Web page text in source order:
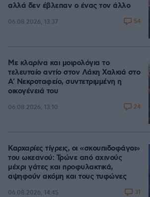
αλλά δεν έβλεπαν ο ένας τον άλλο
06.08.2026, 13:37 54
Με κλαρίνα και μοιρολόγια το
τελευταίο αντίο στον Λάκη Χαλκιά στο
A' Νεκροταφείο, συντετριμμένη η
οικογένειά του
06.08.2026, 13:10 24
Καρχαρίες τίγρεις, οι «σκουπιδοφάγοι»
του ωκεανού: Τρώνε από αχινούς
μέχρι γάτες και προφυλακτικά,
αψηφούν ακόμη και τους τυφώνες
06.08.2026, 14:45 31